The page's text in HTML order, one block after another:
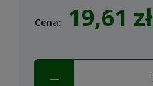
Cena: 19,61 zł